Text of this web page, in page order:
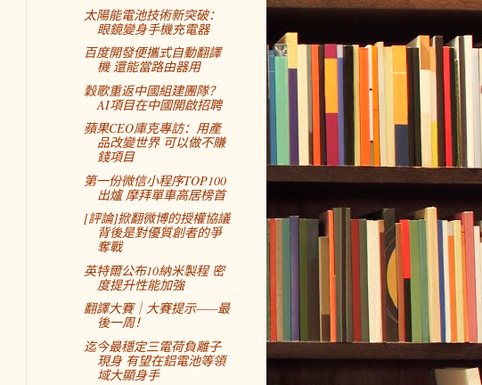
太陽能電池技術新突破：
眼鏡變身手機充電器
百度開發便攜式自動翻譯
機 還能當路由器用
穀歌重返中國組建團隊？
AI項目在中國開啟招聘
蘋果CEO庫克專訪：用產
品改變世界 可以做不賺
錢項目
第一份微信小程序TOP100
出爐 摩拜單車高居榜首
[評論]掀翻微博的授權協議
背後是對優質創者的爭
奪戰
英特爾公布10納米製程 密
度提升性能加強
翻譯大賽｜大賽提示——最
後一周！
迄今最穩定三電荷負離子
現身 有望在鋁電池等領
域大顯身手